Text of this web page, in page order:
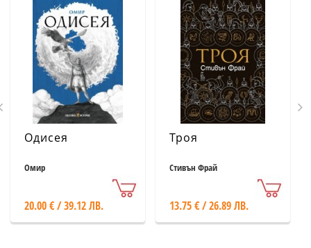
Одисея
Омир
20.00 € / 39.12 ЛВ.
Троя
Стивън Фрай
13.75 € / 26.89 ЛВ.